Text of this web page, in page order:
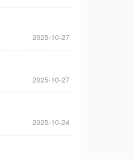
2025-10-27
2025-10-27
2025-10-24